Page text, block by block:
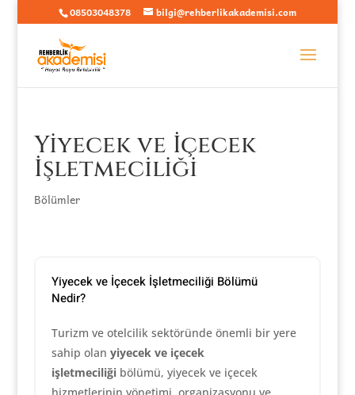
08503048378 bilgi@rehberlikakademisi.com
Yiyecek ve İçecek
İşletmeciliği
Bölümler
Yiyecek ve İçecek İşletmeciliği Bölümü
Nedir?
Turizm ve otelcilik sektöründe önemli bir yere
sahip olan yiyecek ve içecek
işletmeciliğibölümü, yiyecek ve içecek